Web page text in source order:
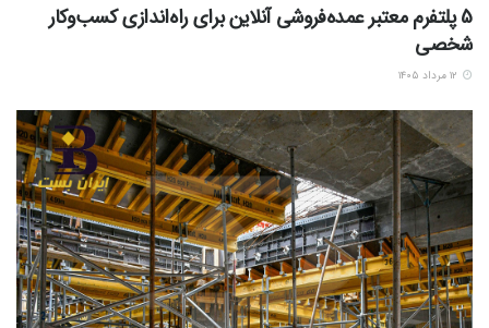
5 پلتفرم معتبر عمده‌فروشی آنلاین برای راه‌اندازی کسب‌وکار
شخصی